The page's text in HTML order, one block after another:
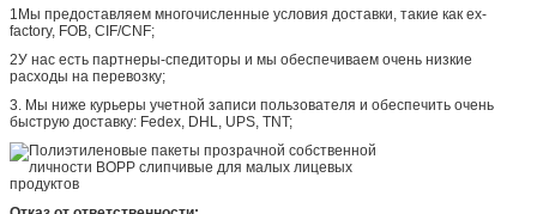
1Мы предоставляем многочисленные условия доставки, такие как ex-
factory, FOB, CIF/CNF;
2У нас есть партнеры-спедиторы и мы обеспечиваем очень низкие
расходы на перевозку;
3. Мы ниже курьеры учетной записи пользователя и обеспечить очень
быструю доставку: Fedex, DHL, UPS, TNT;